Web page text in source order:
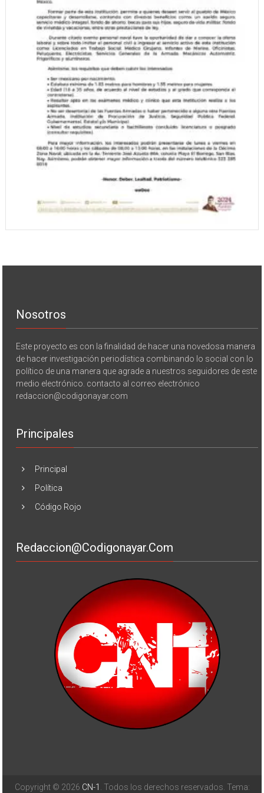
Nosotros
Este proyecto es con la finalidad de hacer una novedosa manera
de hacer investigación periodística combinando lo social con lo
político de una manera que agrade a nuestros seguidores de este
medio electrónico. contacto al correo electrónico
redaccion@codigonayar.com
Principales
Principal
Política
Código Rojo
Redaccion@codigonayar.com
Copyright © 2026 CN-1 . Todos los derechos reservados. Tema: